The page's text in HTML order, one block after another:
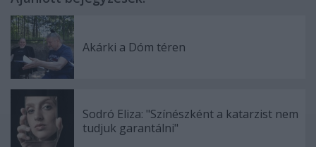
Akárki a Dóm téren
Sodró Eliza: "Színészként a katarzist nem
tudjuk garantálni"